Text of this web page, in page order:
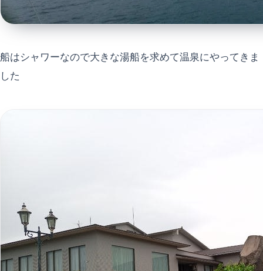
船はシャワーなので大きな湯船を求めて温泉にやってきま
した